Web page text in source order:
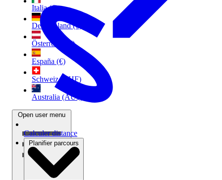
Italia (€)
Deutschland (€)
Österreich (€)
España (€)
Schweiz (CHF)
Australia (AU$)
Open user menu
Calculer distance
Planifier parcours